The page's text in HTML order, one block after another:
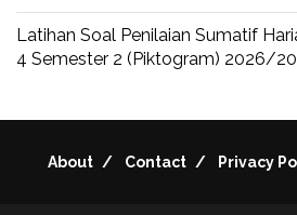
Latihan Soal Penilaian Sumatif
4 Semester 2 (Piktogram) 2026/
About Contact Privacy